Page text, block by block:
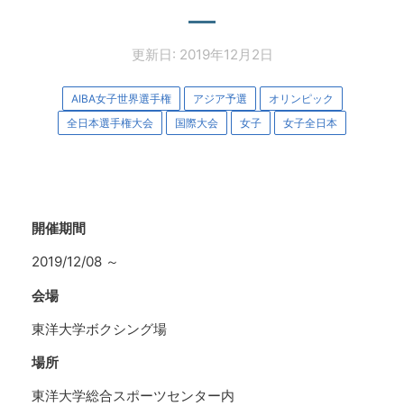
更新日: 2019年12月2日
AIBA女子世界選手権 アジア予選
オリンピック
全日本選手権大会
国際大会 女子 女子全日本
開催期間
2019/12/08 ～
会場
東洋大学ボクシング場
場所
東洋大学総合スポーツセンター内